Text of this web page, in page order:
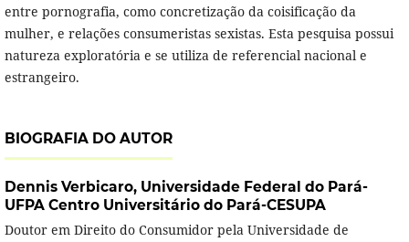
entre pornografia, como concretização da coisificação da
mulher, e relações consumeristas sexistas. Esta pesquisa possui
natureza exploratória e se utiliza de referencial nacional e
estrangeiro.
BIOGRAFIA DO AUTOR
Dennis Verbicaro, Universidade Federal do Pará-
UFPA Centro Universitário do Pará-CESUPA
Doutor em Direito do Consumidor pela Universidade de